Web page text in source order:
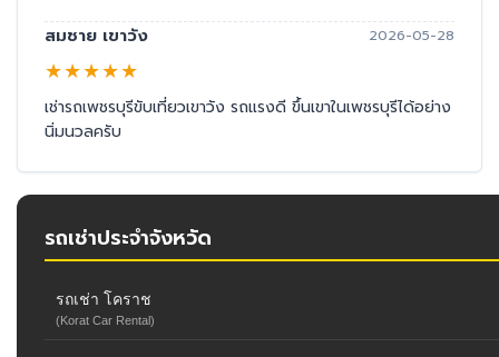
สมชาย เขาวัง 2026-05-28
★★★★★
เช่ารถเพชรบุรีขับเที่ยวเขาวัง รถแรงดี ขึ้นเขาในเพชรบุรีได้อย่าง
นิ่มนวลครับ
รถเช่าประจำจังหวัด
รถเช่า โคราช
(Korat Car Rental)